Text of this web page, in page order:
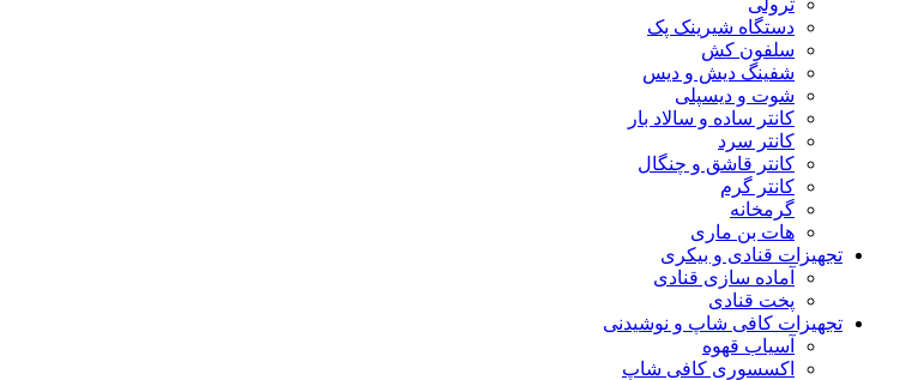
ترولی
دستگاه شیرینک پک
سلفون کش
شفینگ دیش و دیس
شوت و دیسپلی
کانتر ساده و سالاد بار
کانتر سرد
کانتر قاشق و چنگال
کانتر گرم
گرمخانه
هات بن ماری
تجهیزات قنادی و بیکری
آماده سازی قنادی
پخت قنادی
تجهیزات کافی شاپ و نوشیدنی
آسیاب قهوه
اکسسوری کافی شاپ